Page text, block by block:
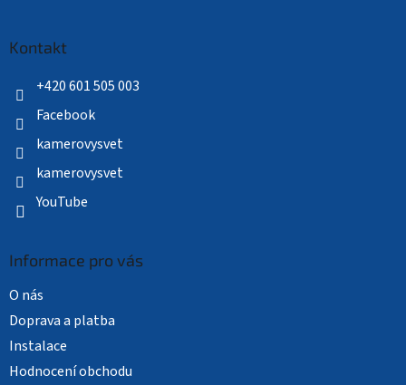
Kontakt
+420 601 505 003
Facebook
kamerovysvet
kamerovysvet
YouTube
Informace pro vás
O nás
Doprava a platba
Instalace
Hodnocení obchodu